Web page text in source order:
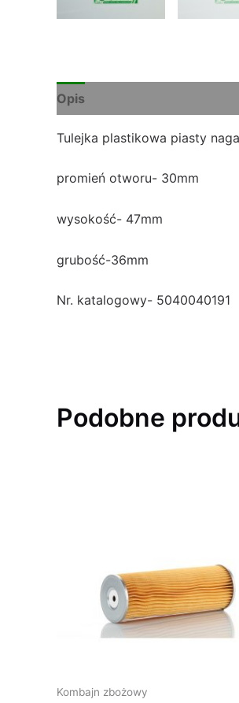
Opis
Tulejka plastikowa piasty
promień otworu- 30mm
wysokość- 47mm
grubość-36mm
Nr. katalogowy- 5040040191
Podobne
Kombajn zbożowy